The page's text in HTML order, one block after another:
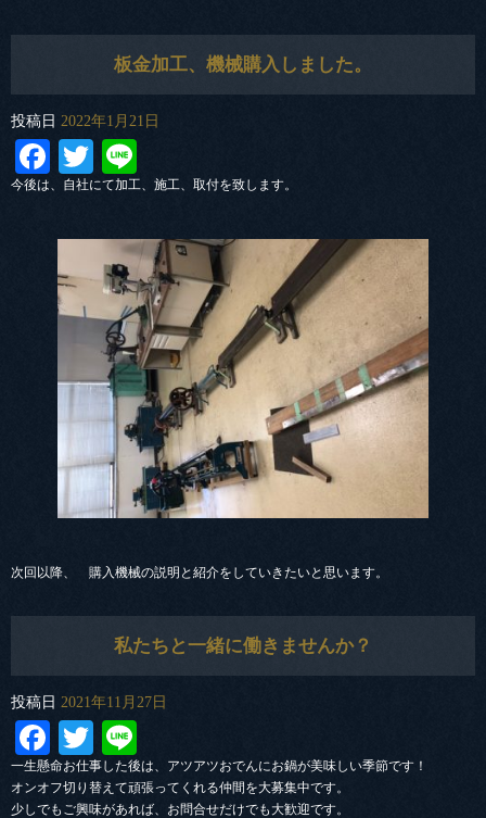
板金加工、機械購入しました。
投稿日 2022年1月21日
Facebook
Twitter
今後は、自社にて加工、施工、取付を致します。
次回以降、 購入機械の説明と紹介をしていきたいと思います。
私たちと一緒に働きませんか？
投稿日 2021年11月27日
Facebook
Twitter
一生懸命お仕事した後は、アツアツおでんにお鍋が美味しい季節です！
オンオフ切り替えて頑張ってくれる仲間を大募集中です。
少しでもご興味があれば、お問合せだけでも大歓迎です。